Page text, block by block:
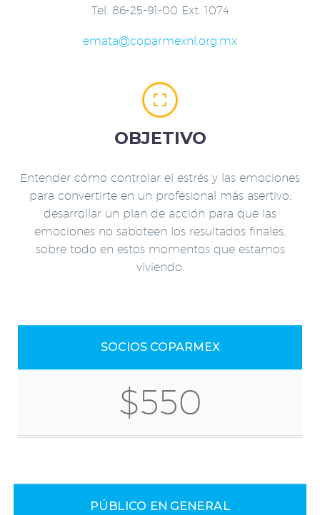
Tel. 86-25-91-00 Ext. 1074
emata@coparmexnl.org.mx


OBJETIVO
Entender cómo controlar el estrés y las emociones
para convertirte en un profesional más asertivo;
desarrollar un plan de acción para que las
emociones no saboteen los resultados finales,
sobre todo en estos momentos que estamos
viviendo.
SOCIOS COPARMEX
$550
PÚBLICO EN GENERAL